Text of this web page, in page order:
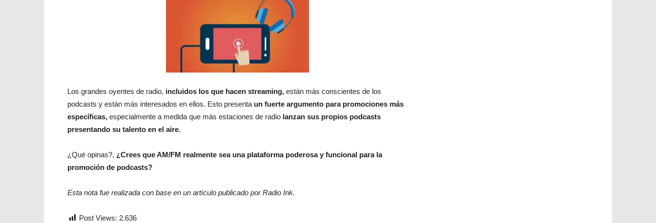
Los grandes oyentes de radio, incluidos los que hacen streaming, están más conscientes de los
podcasts y están más interesados ​​en ellos. Esto presenta un fuerte argumento para promociones más
específicas, especialmente a medida que más estaciones de radio lanzan sus propios podcasts
presentando su talento en el aire.
¿Qué opinas?, ¿Crees que AM/FM realmente sea una plataforma poderosa y funcional para la
promoción de podcasts?
Esta nota fue realizada con base en un artículo publicado por Radio Ink.
Post Views: 2.636